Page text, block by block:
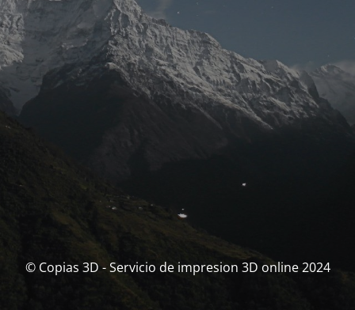
© Copias 3D - Servicio de impresion 3D online 2024